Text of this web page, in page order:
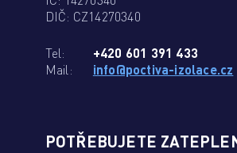
DIČ: CZ14270340
Tel:
+420 601 391 433
Mail:
info@poctiva-izolace.cz
POTŘEBUJETE